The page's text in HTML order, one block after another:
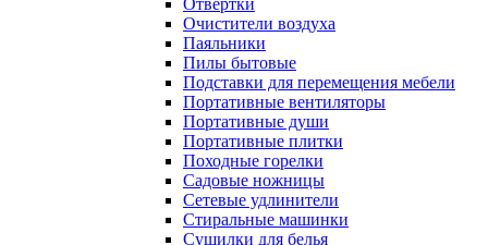
Отвертки
Очистители воздуха
Паяльники
Пилы бытовые
Подставки для перемещения мебели
Портативные вентиляторы
Портативные души
Портативные плитки
Походные горелки
Садовые ножницы
Сетевые удлинители
Стиральные машинки
Сушилки для белья